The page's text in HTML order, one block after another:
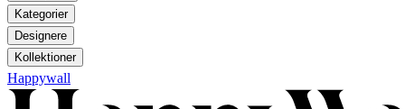
Kategorier
Designere
Kollektioner
Happywall